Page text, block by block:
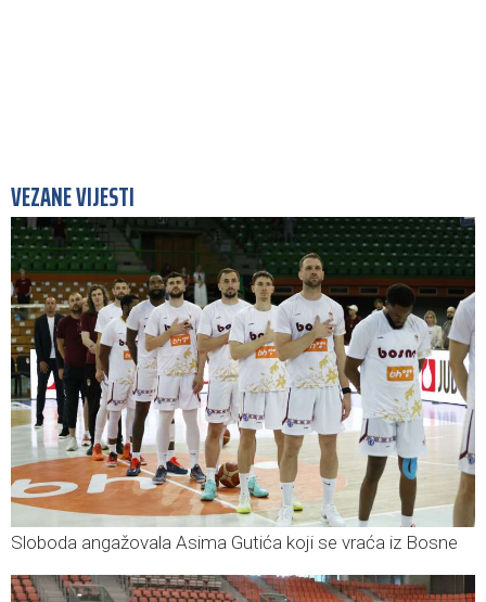
VEZANE VIJESTI
Sloboda angažovala Asima Gutića koji se vraća iz Bosne